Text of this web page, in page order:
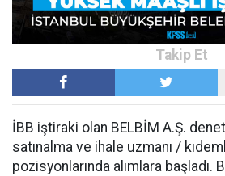
İBB iştiraki olan BELBİM A.Ş.
satınalma ve ihale uzmanı /
pozisyonlarında alımlara başladı.